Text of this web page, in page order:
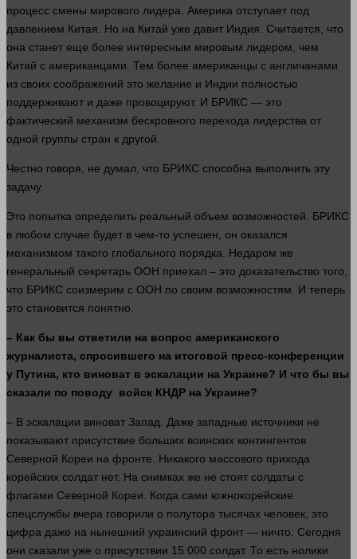
процесс смены мирового лидера. Америка отступает под
давлением Китая. Но на Китай уже давит Индия. Считается, что
она станет еще более интересным мировым лидером, чем
Китай с американцами. Тем более американцы с англичанами
из своих соображений это желание и Индии полностью
поддерживают и даже провоцируют. И БРИКС — это
фактический механизм бескровного перехода лидерства от
одной группы стран к другой
Честно говоря, не думал , что БРИКС способна выполнить эту
задачу.
Это попытка определить реальный объем возможностей. БРИКС
в любом случае будет в чем-то успешен, он оказался
механизмом такого глобального порядка. Недаром же
генеральный секретарь ООН приехал – это доказательство того,
что БРИКС соизмерим с ООН по своим возможностям. И теперь
это становится понятно.
– Как бы вы ответили на вопрос американского
журналиста, спросившего на итоговой пресс-конференции
у Путина, кто виноват в эскалации на Украине? И что бы вы
сказали по поводу войск КНДР на Украине?
– В эскалации виноват Запад. Даже западные источники не
показывают присутствие больших воинских контингентов
Северной Кореи на фронте. Никакого массового прихода
корейских солдат нет. На снимках же не стоят солдаты с
флагами Северной Кореи. Когда сами южнокорейские
спецслужбы вчера говорили о полутора тысячах человек , это
цифра даже на нынешний украинский фронт — ничто. Сегодня
они сказали уже о присутствии 15 000 солдат. То есть нолики